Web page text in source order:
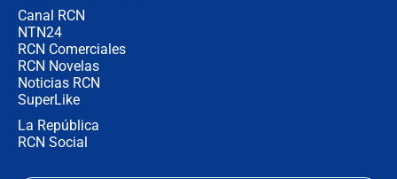
Canal RCN
NTN24
RCN Comerciales
RCN Novelas
Noticias RCN
SuperLike
La República
RCN Social